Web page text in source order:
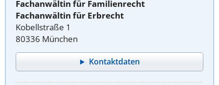
Fachanwältin für Familienrecht
Fachanwältin für Erbrecht
Kobellstraße 1
80336 München
Kontaktdaten